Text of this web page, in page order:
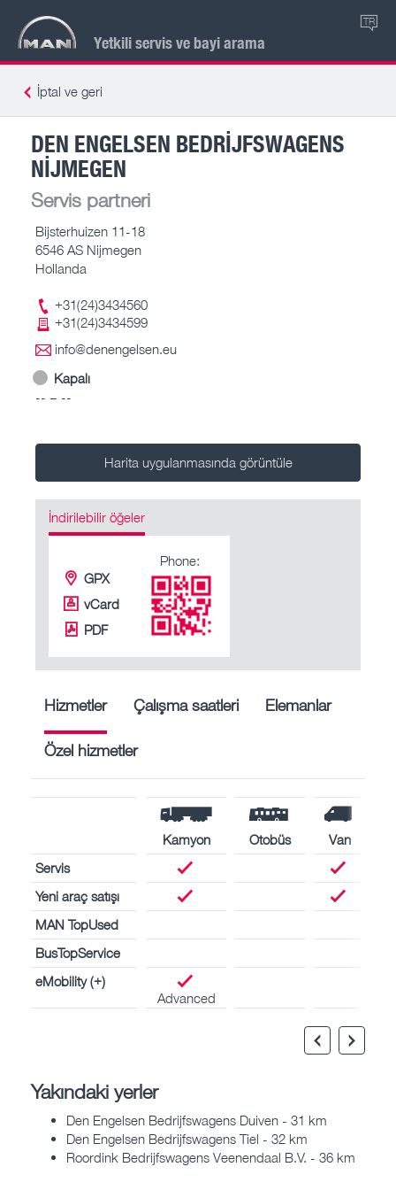
Yetkili servis ve bayi arama
TR
İptal ve geri
DEN ENGELSEN BEDRIJFSWAGENS
NIJMEGEN
Servis partneri
Bijsterhuizen 11-18
6546 AS Nijmegen
Hollanda
+31(24)3434560
+31(24)3434599
info@denengelsen.eu
Kapalı
-- – --
Harita uygulanmasında görüntüle
İndirilebilir öğeler
GPX
vCard
PDF
Phone:
Hizmetler Çalışma saatleri Elemanlar
Özel hizmetler
Kamyon Otobüs
Van
Servis
Yeni araç satışı
MAN TopUsed
BusTopService
eMobility (+)
Advanced
Yakındaki yerler
Den Engelsen Bedrijfswagens Duiven - 31 km
Den Engelsen Bedrijfswagens Tiel - 32 km
Roordink Bedrijfswagens Veenendaal B.V. - 36 km